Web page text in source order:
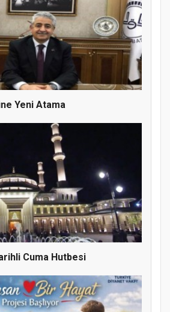
Temel Dini Bilgiler Sınavı
Yeni Atama
Cuma Hutbesi